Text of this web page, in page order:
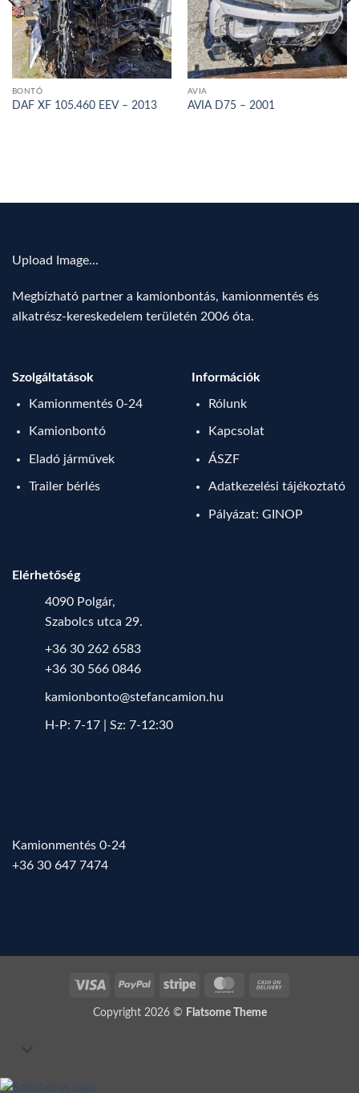
BONTÓ
DAF XF 105.460 EEV – 2013
AVIA
AVIA D75 – 2001
Upload Image...
Megbízható partner a kamionbontás, kamionmentés és
alkatrész-kereskedelem területén 2006 óta.
Szolgáltatások
Kamionmentés 0-24
Kamionbontó
Eladó járművek
Trailer bérlés
Információk
Rólunk
Kapcsolat
ÁSZF
Adatkezelési tájékoztató
Pályázat: GINOP
Elérhetőség
4090 Polgár,
Szabolcs utca 29.
+36 30 262 6583
+36 30 566 0846
kamionbonto@stefancamion.hu
H-P: 7-17 | Sz: 7-12:30
Kamionmentés 0-24
+36 30 647 7474
Visa PayPal Stripe MasterCard
Copyright 2026 © Flatsome Theme